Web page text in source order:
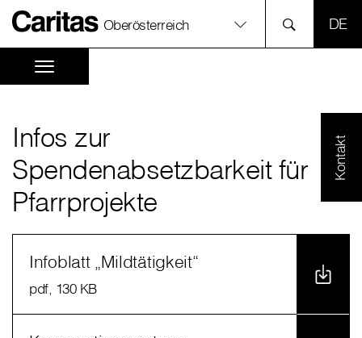
Oberösterreich
Kontakt
Infos zur
Spendenabsetzbarkeit für
Pfarrprojekte
Infoblatt „Mildtätigkeit“
pdf, 130 KB